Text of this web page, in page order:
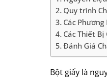
Quy trình
Các
Các Thiết
Đánh Giá
Bột giấy là